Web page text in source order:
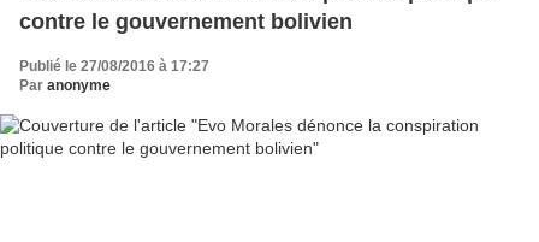
contre le gouvernement bolivien
Publié le 27/08/2016 à 17:27
Par anonyme